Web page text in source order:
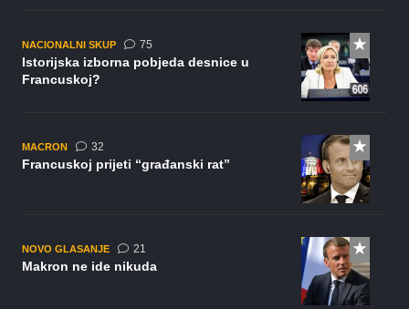
NACIONALNI SKUP 75komentara
Istorijska izborna pobjeda desnice u
Francuskoj?
MACRON 32komentara
Francuskoj prijeti “građanski rat”
NOVO GLASANJE 21
Makron ne ide nikuda